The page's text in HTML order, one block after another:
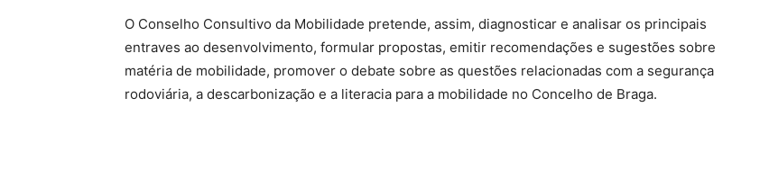
O Conselho Consultivo da Mobilidade pretende, assim, diagnosticar e analisar os principais
entraves ao desenvolvimento, formular propostas, emitir recomendações e sugestões sobre
matéria de mobilidade, promover o debate sobre as questões relacionadas com a segurança
rodoviária, a descarbonização e a literacia para a mobilidade no Concelho de Braga.